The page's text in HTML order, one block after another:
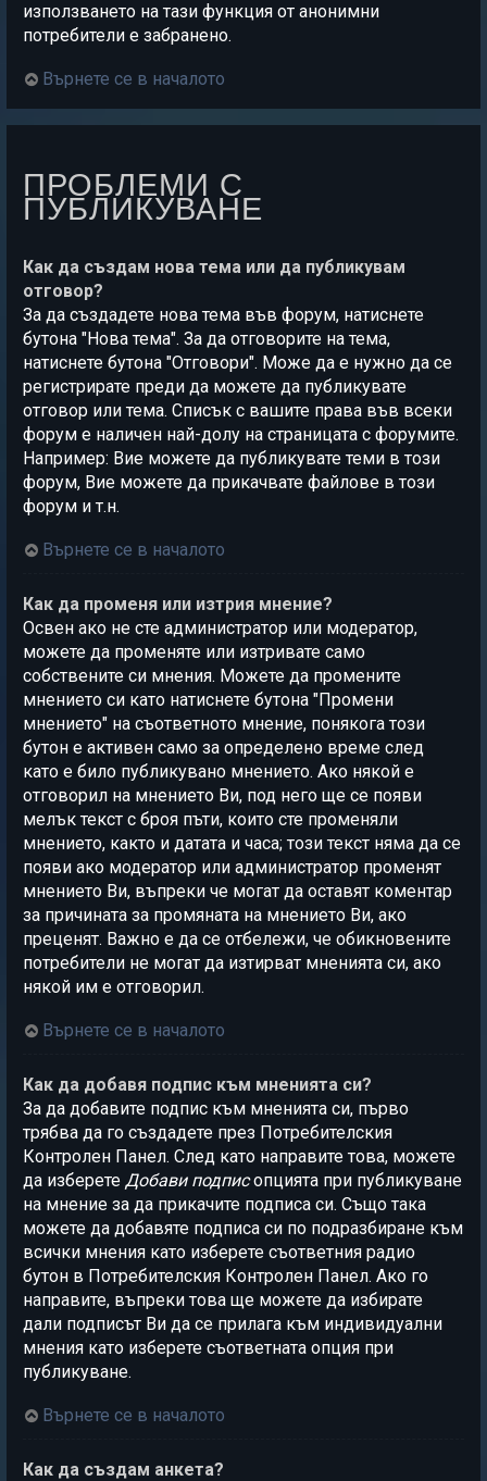
използването на тази функция от анонимни
потребители е забранено.
Върнете се в началото
ПРОБЛЕМИ С
ПУБЛИКУВАНЕ
Как да създам нова тема или да публикувам
отговор?
За да създадете нова тема във форум, натиснете
бутона "Нова тема". За да отговорите на тема,
натиснете бутона "Отговори". Може да е нужно да се
регистрирате преди да можете да публикувате
отговор или тема. Списък с вашите права във всеки
форум е наличен най-долу на страницата с форумите.
Например: Вие можете да публикувате теми в този
форум, Вие можете да прикачвате файлове в този
форум и т.н.
Върнете се в началото
Как да променя или изтрия мнение?
Освен ако не сте администратор или модератор,
можете да променяте или изтривате само
собствените си мнения. Можете да промените
мнението си като натиснете бутона "Промени
мнението" на съответното мнение, понякога този
бутон е активен само за определено време след
като е било публикувано мнението. Ако някой е
отговорил на мнението Ви, под него ще се появи
мелък текст с броя пъти, които сте променяли
мнението, както и датата и часа; този текст няма да се
появи ако модератор или администратор променят
мнението Ви, въпреки че могат да оставят коментар
за причината за промяната на мнението Ви, ако
преценят. Важно е да се отбележи, че обикновените
потребители не могат да изтирват мненията си, ако
някой им е отговорил.
Върнете се в началото
Как да добавя подпис към мненията си?
За да добавите подпис към мненията си, първо
трябва да го създадете през Потребителския
Контролен Панел. След като направите това, можете
да изберете Добави подписопцията при публикуване
на мнение за да прикачите подписа си. Също така
можете да добавяте подписа си по подразбиране към
всички мнения като изберете съответния радио
бутон в Потребителския Контролен Панел. Ако го
направите, въпреки това ще можете да избирате
дали подписът Ви да се прилага към индивидуални
мнения като изберете съответната опция при
публикуване.
Върнете се в началото
Как да създам анкета?